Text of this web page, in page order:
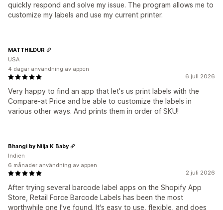
quickly respond and solve my issue. The program allows me to
customize my labels and use my current printer.
6 juli 2026
Very happy to find an app that let's us print labels with the
Compare-at Price and be able to customize the labels in
various other ways. And prints them in order of SKU!
MATTHILDUR
USA
4 dagar användning av appen
2 juli 2026
After trying several barcode label apps on the Shopify App
Store, Retail Force Barcode Labels has been the most
worthwhile one I've found. It's easy to use, flexible, and does
Bhangi by Nilja K Baby
Indien
6 månader användning av appen